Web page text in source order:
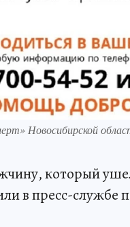
Новосибирской
который
в пресс-службе